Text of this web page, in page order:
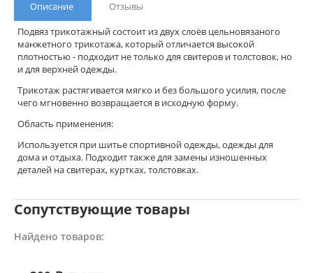
Описание
Отзывы
Подвяз трикотажный состоит из двух слоёв цельновязаного
манжетного трикотажа, который отличается высокой
плотностью - подходит не только для свитеров и толстовок, но
и для верхней одежды.
Трикотаж растягивается мягко и без большого усилия, после
чего мгновенно возвращается в исходную форму.
Область применения:
Используется при шитье спортивной одежды, одежды для
дома и отдыха. Подходит также для замены изношенных
деталей на свитерах, куртках, толстовках.
Сопутствующие товары
Найдено товаров: